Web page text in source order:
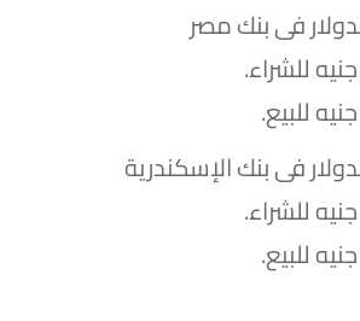
فى بنك مصر
فى بنك الإسكندرية